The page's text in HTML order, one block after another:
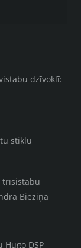
dzīvoklī:
stiklu
trīsistabu
Bieziņa
DSP